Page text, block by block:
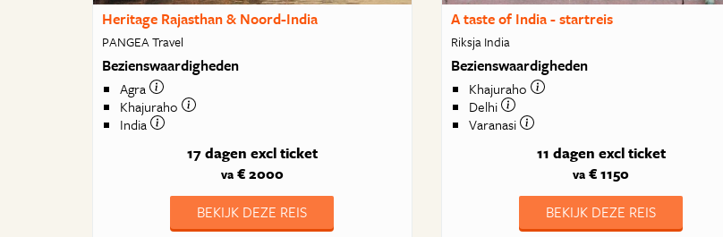
Heritage Rajasthan & Noord-India
PANGEA Travel
Bezienswaardigheden
Agra
Khajuraho
India
17 dagen excl ticket
va€ 2000
BEKIJK DEZE REIS
A taste of India - startreis
Riksja India
Bezienswaardigheden
Khajuraho
Delhi
Varanasi
11 dagen excl ticket
va € 1150
BEKIJK DEZE REIS